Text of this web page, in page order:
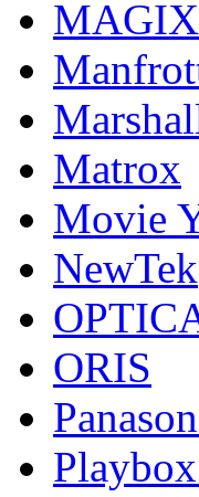
MAGIX
Matrox
Movie
NewTek
ORIS